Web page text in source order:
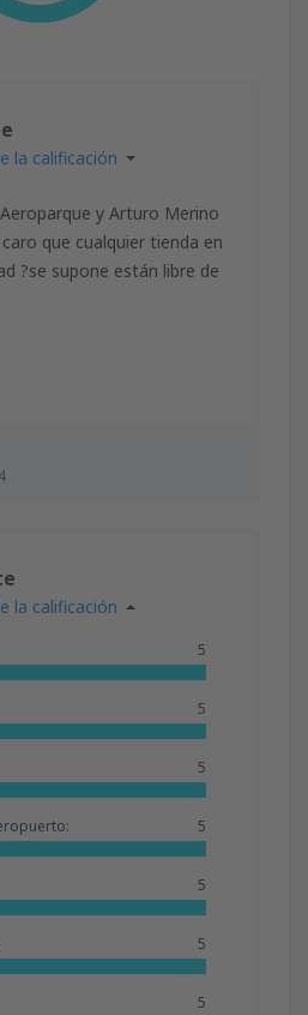
la calificación
y Arturo Merino
que cualquier tienda en
?se supone están libre de
la calificación
5
5
5
5
5
5
5